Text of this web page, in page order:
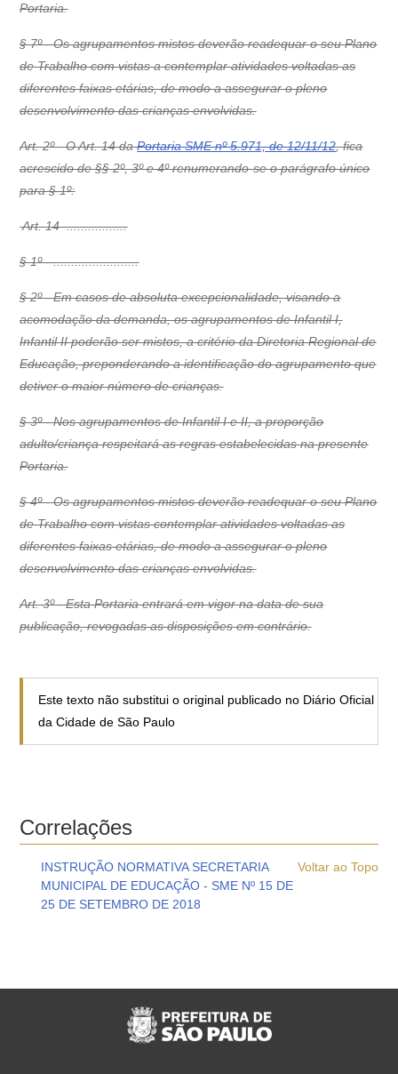
Portaria.
§ 7º - Os agrupamentos mistos deverão readequar o seu Plano
de Trabalho com vistas a contemplar atividades voltadas as
diferentes faixas etárias, de modo a assegurar o pleno
desenvolvimento das crianças envolvidas.
Art. 2º - O Art. 14 daPortaria SME nº 5.971, de 12/11/12, fica
acrescido de §§ 2º, 3º e 4º renumerando-se o parágrafo único
para § 1º:
 Art. 14  .................
§ 1º - ........................
§ 2º - Em casos de absoluta excepcionalidade, visando a
acomodação da demanda, os agrupamentos de Infantil I,
Infantil II poderão ser mistos, a critério da Diretoria Regional de
Educação, preponderando a identificação do agrupamento que
detiver o maior número de crianças.
§ 3º - Nos agrupamentos de Infantil I e II, a proporção
adulto/criança respeitará as regras estabelecidas na presente
Portaria.
§ 4º - Os agrupamentos mistos deverão readequar o seu Plano
de Trabalho com vistas contemplar atividades voltadas as
diferentes faixas etárias, de modo a assegurar o pleno
desenvolvimento das crianças envolvidas.
Art. 3º - Esta Portaria entrará em vigor na data de sua
publicação, revogadas as disposições em contrário.
Este texto não substitui o original publicado no Diário Oficial
da Cidade de São Paulo
Correlações
Voltar ao Topo
INSTRUÇÃO NORMATIVA SECRETARIA
MUNICIPAL DE EDUCAÇÃO - SME Nº 15 DE
25 DE SETEMBRO DE 2018